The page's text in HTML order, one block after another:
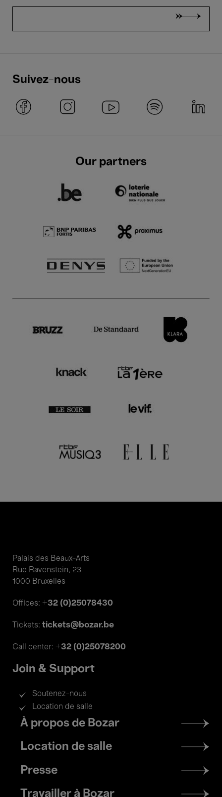
Suivez-nous
Our partners
Palais des Beaux-Arts
Rue Ravenstein, 23
1000 Bruxelles
Offices: +32 (0)25078430
Tickets: tickets@bozar.be
Call center: +32 (0)25078200
Join & Support
Soutenez-nous
Location de salle
Footer
menu
À propos de Bozar
Location de salle
Presse
Travailler à Bozar